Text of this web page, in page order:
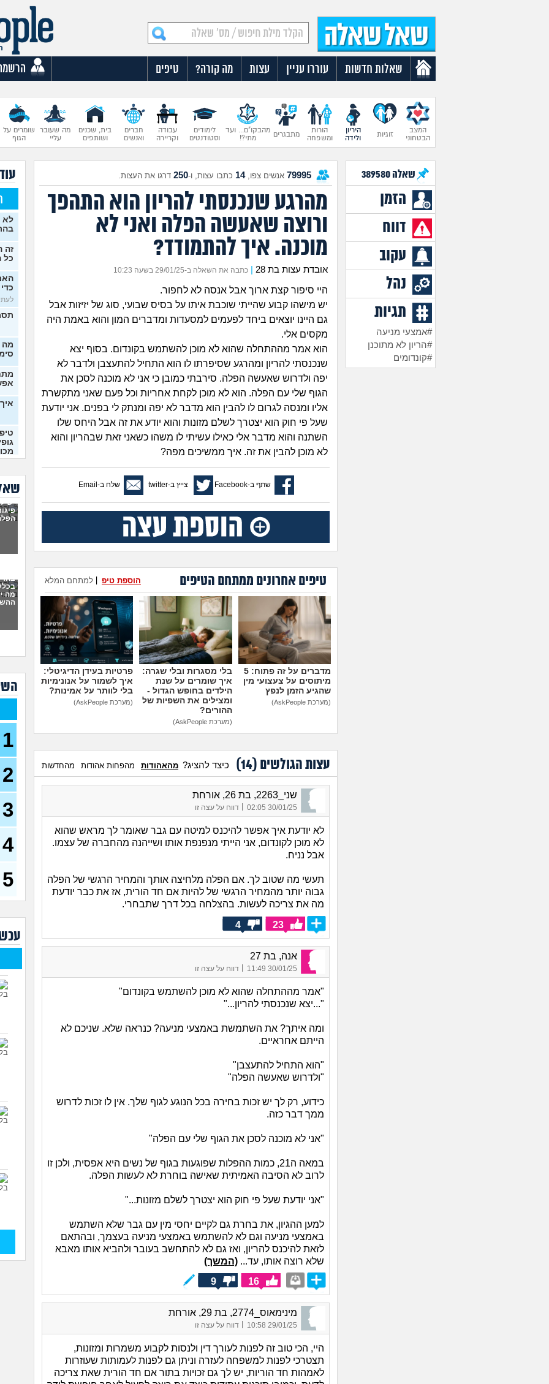
שאלות חדשות עוררו עניין עצות מה קורה? טיפים
המצב
הבטחוני
זוגיות
היריון
ולידה
הורות
ומשפחה
מתבגרים
מהבקו"ם... ועד
מתי?!
לימודים
וסטודנטים
עבודה
וקריירה
חברים
ואנשים
בית, שכנים
ושותפים
מה שעובר
עליי
שומרים על
הגוף
שאלה389580
הזמן
דווח
עקוב
נהל
תגיות
#אמצעי מניעה
#הריון לא מתוכנן
#קונדומים
79995 אנשים צפו,14 כתבו עצות, ו-250 דרגו את העצות.
מהרגע שנכנסתי להריון הוא התהפך
ורוצה שאעשה הפלה ואני לא
מוכנה. איך להתמודד?
אובדת עצות בת 28 כתבה את השאלה ב-29/01/25 בשעה 10:23
היי סיפור קצת ארוך אבל אנסה לא לחפור.
יש מישהו קבוע שהייתי שוכבת איתו על בסיס שבועי, סוג של יזיזות אבל
גם היינו יוצאים ביחד לפעמים למסעדות ומדברים המון והוא באמת היה
מקסים אלי.
הוא אמר מההתחלה שהוא לא מוכן להשתמש בקונדום. בסוף יצא
שנכנסתי להריון ומהרגע שסיפרתו לו הוא התחיל להתעצבן ולדבר לא
יפה ולדרוש שאעשה הפלה. סירבתי כמובן כי אני לא מוכנה לסכן את
הגוף שלי עם הפלה. הוא לא מוכן לקחת אחריות וכל פעם שאני מתקשרת
אליו ומנסה לגרום לו להבין הוא מדבר לא יפה ומנתק לי בפנים. אני יודעת
שעל פי חוק הוא יצטרך לשלם מזונות והוא יודע את זה אבל היחס שלו
השתנה והוא מדבר אלי כאילו עשיתי לו משהו כשאני זאת שבהריון והוא
לא מוכן להבין את זה. איך ממשיכים מפה?
שתף ב-Facebook צייץ ב-twitter שלח ב-Email
טיפים אחרונים ממתחם הטיפים למתחם המלא הוספת טיפ
מדברים על זה פתוח: 5
מיתוסים על צעצועי מין
שהגיע הזמן לנפץ
(מערכת AskPeople)
בלי מסגרות ובלי שגרה:
איך שומרים על שנת
הילדים בחופש הגדול -
ומצילים את השפיות של
ההורים?
(מערכת AskPeople)
פרטיות בעידן הדיגיטלי:
איך לשמור על אנונימיות
בלי לוותר על אמינות?
(מערכת AskPeople)
עצות הגולשים (14
) כיצד להציג? מהאהודות מהפחות אהודות מהחדשות
שני_2263, בת 26, אורחת
30/01/25 02:05 דווח על עצה זו
לא יודעת איך אפשר להיכנס למיטה עם גבר שאומר לך מראש שהוא
לא מוכן לקונדום, אני הייתי מנפנפת אותו ושייהנה מהחברה של עצמו.
אבל נניח.
תעשי מה שטוב לך. אם הפלה מלחיצה אותך והמחיר הרגשי של הפלה
גבוה יותר מהמחיר הרגשי של להיות אם חד הורית, אז את כבר יודעת
מה את צריכה לעשות. בהצלחה בכל דרך שתבחרי.
23
4
אנה, בת 27
30/01/25 11:49
| דווח על עצה זו
"אמר מההתחלה שהוא לא מוכן להשתמש בקונדום"
"...יצא שנכנסתי להריון..."
ומה איתך? את השתמשת באמצעי מניעה? כנראה שלא. שניכם לא
הייתם אחראיים.
"הוא התחיל להתעצבן"
"ולדרוש שאעשה הפלה"
כידוע, רק לך יש זכות בחירה בכל הנוגע לגוף שלך. אין לו זכות לדרוש
ממך דבר כזה.
"אני לא מוכנה לסכן את הגוף שלי עם הפלה"
במאה ה21, כמות ההפלות שפוגעות בגוף של נשים היא אפסית, ולכן זו
לרוב לא הסיבה האמיתית שאישה בוחרת לא לעשות הפלה.
"אני יודעת שעל פי חוק הוא יצטרך לשלם מזונות..."
למען ההגיון, את בחרת גם לקיים יחסי מין עם גבר שלא השתמש
באמצעי מניעה וגם לא להשתמש באמצעי מניעה בעצמך, ובהתאם
לזאת להיכנס להריון, ואז גם לא להתחשב בעובר ולהביא אותו מאבא
שלא רוצה אותו, עד... (המשך)
16
9
מינימאוס_2774, בת 29, אורחת
29/01/25 10:58 דווח על עצה זו
היי, הכי טוב זה לפנות לעורך דין ולנסות לקבוע משמרות ומזונות,
תצטרכי לפנות למשפחה לעזרה וניתן גם לפנות לעמותות שעוזרות
לאמהות חד הוריות, יש לך גם זכויות בתור אם חד הורית שאת צריכה
לא
זה
כל
מה
זה
לא
מה
בן 18)
אם
מה
יש
מה
1
2
3
4
5